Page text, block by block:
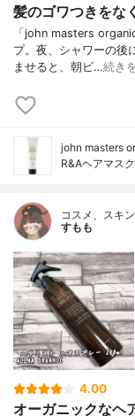
髪のゴワつきをな
「john masters
プ。夜、シャワーの後
ませると、朝ビ…続き
john masters
R&Aヘアマスク
コスメ、スキ
すもも
4.00
オーガニックなヘ